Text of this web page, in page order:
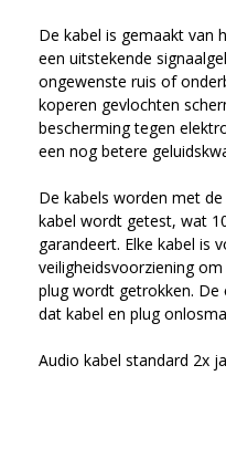
De kabel is gemaakt van
een uitstekende
ongewenste ruis of
koperen gevlochten
bescherming tegen
een nog betere
De kabels worden met
kabel wordt getest, wat
garandeert. Elke kabel is
veiligheidsvoorziening
plug wordt getrokken.
dat kabel en plug
Audio kabel standard 2x